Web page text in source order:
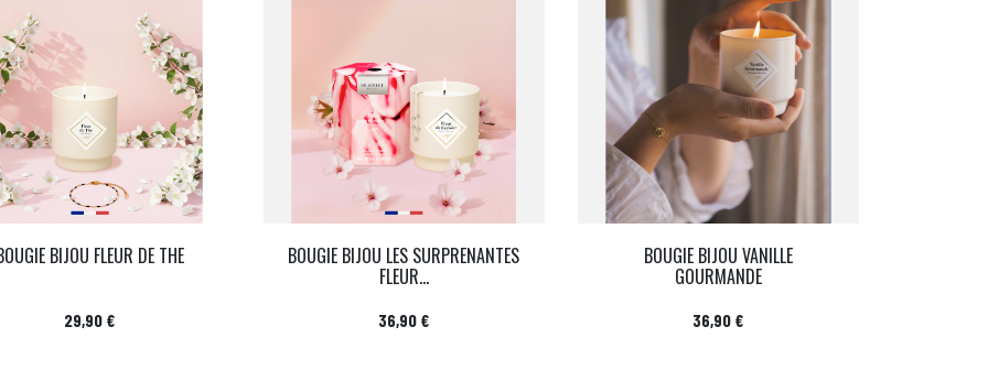
BIJOU FLEUR DE THE
Prix
29,90 €
BOUGIE BIJOU LES SURPRENANTES
FLEUR...
Prix
36,90 €
BOUGIE BIJOU VANILLE
GOURMANDE
Prix
36,90 €